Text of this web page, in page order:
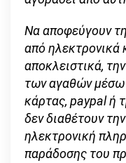
Να αποφεύγουν
από ηλεκτρονικά
αποκλειστικά,
των αγαθών μέσω
κάρτας, paypalή
δεν διαθέτουν
ηλεκτρονική
παράδοσης του